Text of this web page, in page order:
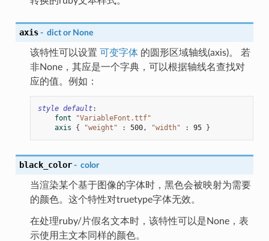
axis - dict or None
该特性可以设置 可变字体的圆形区域轴线(axis)。 若
非None，其应是一个字典，可以根据轴线名查找对
应的值。例如：
style default:
font
"VariableFont.ttf"
axis
{ "weight" : 500, "width" : 95 }
black_color - color
当渲染某个基于图像的字体时，黑色会被映射为需要
的颜色。这个特性对truetype字体无效。
在处理ruby/片假名文本时，该特性可以是None，表
示使用主文本同样的颜色。